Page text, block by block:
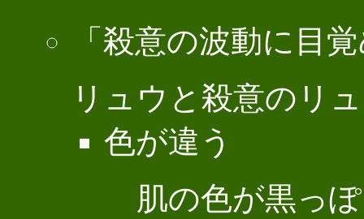
「殺意の波動に目
リュウと殺意のリ
色が違う
肌の色が黒っ